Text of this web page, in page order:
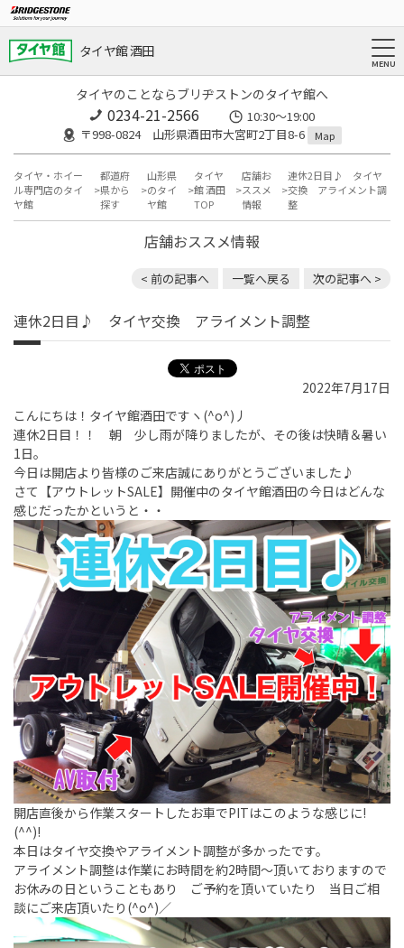
タイヤ館 酒田
タイヤのことならブリヂストンのタイヤ館へ
0234-21-2566
10:30～19:00
〒998-0824 山形県酒田市大宮町2丁目8-6
Map
タイヤ・ホイー
ル専門店のタイ
ヤ館
都道府
県から
探す
山形県
のタイ
ヤ館
タイヤ
館 酒田
TOP
店舗お
ススメ
情報
連休2日目♪ タイヤ
交換 アライメント調
整
店舗おススメ情報
< 前の記事へ 一覧へ戻る 次の記事へ >
連休2日目♪ タイヤ交換 アライメント調整
2022年7月17日
こんにちは！タイヤ館酒田ですヽ(^o^)丿
連休2日目！！ 朝 少し雨が降りましたが、その後は快晴＆暑い
1日。
今日は開店より皆様のご来店誠にありがとうございました♪
さて【アウトレットSALE】開催中のタイヤ館酒田の今日はどんな
感じだったかというと・・
開店直後から作業スタートしたお車でPITはこのような感じに!
(^^)!
本日はタイヤ交換やアライメント調整が多かったです。
アライメント調整は作業にお時間を約2時間～頂いておりますので
お休みの日ということもあり ご予約を頂いていたり 当日ご相
談にご来店頂いたり(^o^)／